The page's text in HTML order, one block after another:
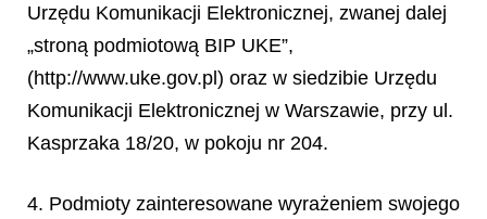
Urzędu Komunikacji Elektronicznej, zwanej dalej
„stroną podmiotową BIP UKE”,
(http://www.uke.gov.pl) oraz w siedzibie Urzędu
Komunikacji Elektronicznej w Warszawie, przy ul.
Kasprzaka 18/20, w pokoju nr 204.
4. Podmioty zainteresowane wyrażeniem swojego